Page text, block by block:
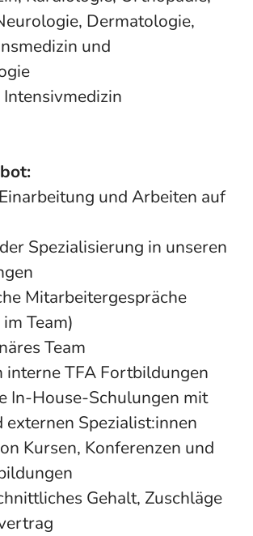
Dermatologie,
und
und Arbeiten auf
Spezialisierung in unseren
Mitarbeitergespräche
Team)
Team
interne TFA Fortbildungen
In-House-Schulungen mit
externen Spezialist:innen
Kursen, Konferenzen und
Gehalt, Zuschläge